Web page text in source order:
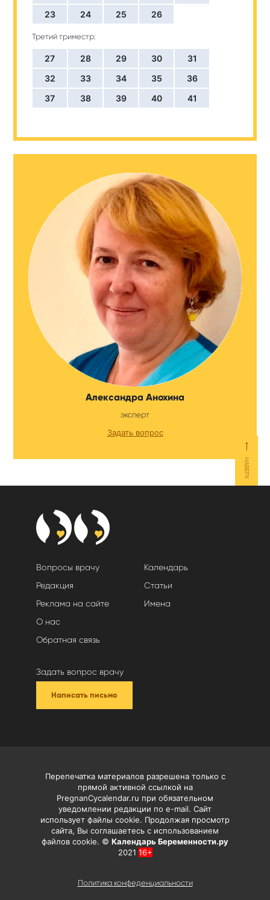
23
24 25 26
Третий триместр:
27 28 29 30
31
32
33 34 35
36
37
38 39 40 41
Александра Анохина
эксперт
Задать вопрос
⟵
НАВЕРХ
Вопросы врачу
Редакция
Реклама на сайте
О нас
Обратная связь
Календарь
Статьи
Имена
Задать вопрос врачу
Написать письмо
Перепечатка материалов разрешена только с
прямой активной ссылкой на
PregnanCycalendar.ru при обязательном
уведомлении редакции по e-mail. Сайт
использует файлы cookie. Продолжая просмотр
сайта, Вы соглашаетесь с использованием
файлов cookie. © Календарь Беременности.ру
2021 16+
Политика конфеденциальности